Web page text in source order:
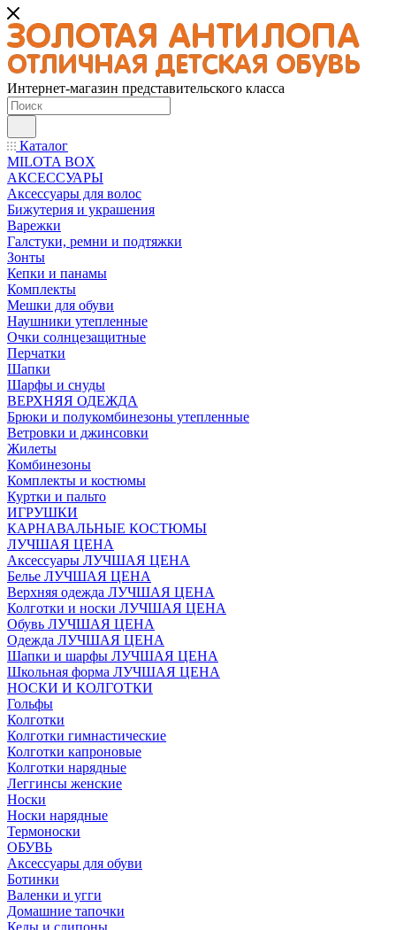
Интернет-магазин представительского класса
Каталог
MILOTA BOX
АКСЕССУАРЫ
Аксессуары для волос
Бижутерия и украшения
Варежки
Галстуки, ремни и подтяжки
Зонты
Кепки и панамы
Комплекты
Мешки для обуви
Наушники утепленные
Очки солнцезащитные
Перчатки
Шапки
Шарфы и снуды
ВЕРХНЯЯ ОДЕЖДА
Брюки и полукомбинезоны утепленные
Ветровки и джинсовки
Жилеты
Комбинезоны
Комплекты и костюмы
Куртки и пальто
ИГРУШКИ
КАРНАВАЛЬНЫЕ КОСТЮМЫ
ЛУЧШАЯ ЦЕНА
Аксессуары ЛУЧШАЯ ЦЕНА
Белье ЛУЧШАЯ ЦЕНА
Верхняя одежда ЛУЧШАЯ ЦЕНА
Колготки и носки ЛУЧШАЯ ЦЕНА
Обувь ЛУЧШАЯ ЦЕНА
Одежда ЛУЧШАЯ ЦЕНА
Шапки и шарфы ЛУЧШАЯ ЦЕНА
Школьная форма ЛУЧШАЯ ЦЕНА
НОСКИ И КОЛГОТКИ
Гольфы
Колготки
Колготки гимнастические
Колготки капроновые
Колготки нарядные
Леггинсы женские
Носки
Носки нарядные
Термоноски
ОБУВЬ
Аксессуары для обуви
Ботинки
Валенки и угги
Домашние тапочки
Кеды и слипоны